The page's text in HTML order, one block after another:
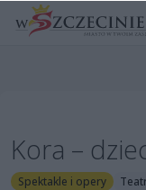
Kora –
Spektakle i opery